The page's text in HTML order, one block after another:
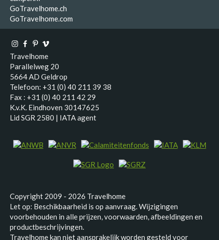
GoTravelhome.ch
GoTravelhome.com
Travelhome
Parallelweg 20
5664 AD Geldrop
Telefoon: +31 (0) 40 211 39 38
Fax : +31 (0) 40 211 42 29
K.v.K. Eindhoven 30147625
Lid SGR 2580 | IATA agent
Copyright 2009 - 2026 Travelhome
Let op: Beschikbaarheid is op aanvraag. Wijzigingen
voorbehouden in alle prijzen, voorwaarden, afbeeldingen en
productbeschrijvingen.
Travelhome kan niet aansprakelijk worden gesteld voor